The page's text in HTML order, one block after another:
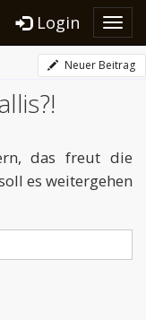
Login
Neuer Beitrag
das freut die
es weitergehen